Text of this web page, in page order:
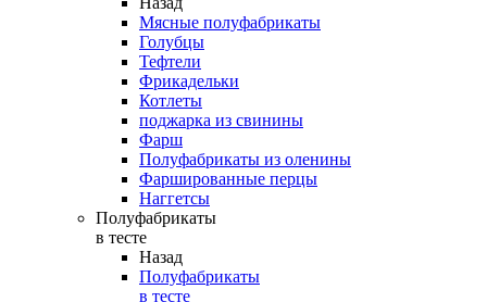
Мясные полуфабрикаты
Голубцы
Тефтели
Фрикадельки
Котлеты
поджарка из свинины
Фарш
Полуфабрикаты из оленины
Фаршированные перцы
Наггетсы
Полуфабрикаты
в тесте
Назад
Полуфабрикаты
в тесте